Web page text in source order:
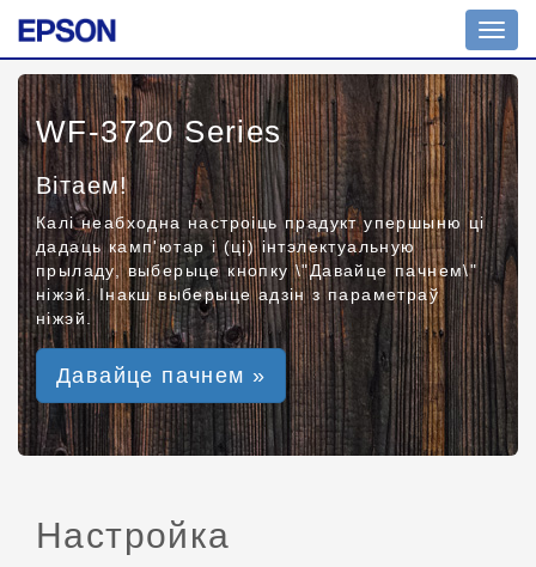
WF-3720 Series
Вітаем!
Калі неабходна настроіць прадукт упершыню ці
дадаць камп'ютар і (ці) інтэлектуальную
прыладу, выберыце кнопку \"Давайце пачнем\"
ніжэй. Інакш выберыце адзін з параметраў
ніжэй.
Давайце пачнем »
Настройка